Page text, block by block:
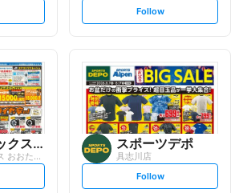
s
l
o
w
Follow
オートバックスグループ
オートバックス おおたかの森店
スポーツデポ
具志川店
s
Follow